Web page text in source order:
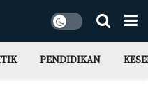
PENDIDIKAN